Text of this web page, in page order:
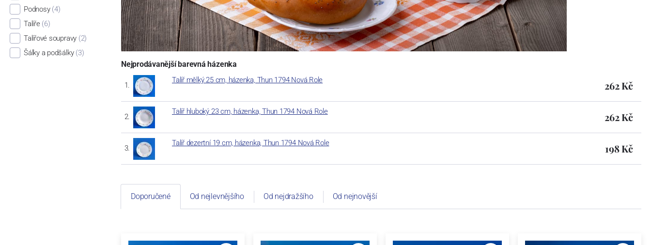
Nejprodávanější barevná házenka
Talíř mělký 25 cm, házenka, Thun 1794 Nová Role 262 Kč
Talíř hluboký 23 cm, házenka, Thun 1794 Nová Role 262 Kč
Talíř dezertní 19 cm, házenka, Thun 1794 Nová Role 198 Kč
Podnosy (4)
Talíře (6)
Talířové soupravy (2)
Šálky a podšálky (3)
Doporučené Od nejlevnějšího Od nejdražšího Od nejnovější